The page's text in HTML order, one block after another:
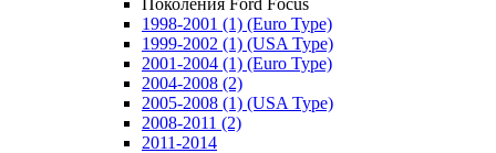
Поколения Ford Focus
1998-2001 (1) (Euro Type)
1999-2002 (1) (USA Type)
2001-2004 (1) (Euro Type)
2004-2008 (2)
2005-2008 (1) (USA Type)
2008-2011 (2)
2011-2014